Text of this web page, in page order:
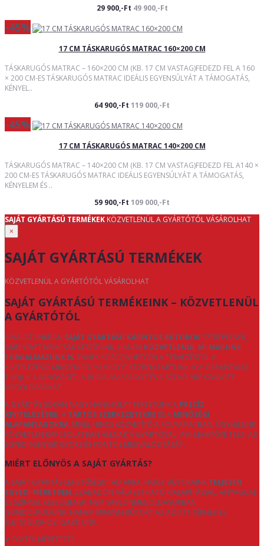
29 900,-Ft 49 900,-Ft
-45%
17 CM TÁSKARUGÓS MATRAC 160×200 CM
TÁSKARUGÓS MATRAC – 160×200 CM (KB. 17 CM VASTAG)FEDEZD FEL A 160
× 200 CM-ES TÁSKARUGÓS MATRAC IDEÁLIS EGYENSÚLYÁT A TÁMOGATÁS,
KÉNYEL..
64 900,-Ft 119 000,-Ft
-45%
17 CM TÁSKARUGÓS MATRAC 140×200 CM
TÁSKARUGÓS MATRAC – 140×200 CM (KB. 17 CM VASTAG)FEDEZD FEL A140 ×
200 CM-ES TÁSKARUGÓS MATRAC IDEÁLIS EGYENSÚLYÁT A TÁMOGATÁS,
KÉNYELEM ÉS ..
59 900,-Ft 109 000,-Ft
SAJÁT GYÁRTÁSÚ TERMÉKEK KÖZVETLENÜL A GYÁRTÓTÓL VÁSÁROLHAT
×
SAJÁT GYÁRTÁSÚ TERMÉKEK
KÖZVETLENÜL A GYÁRTÓTÓL VÁSÁROLHAT
SAJÁT GYÁRTÁSÚ TERMÉKEINK – KÖZVETLENÜL
A GYÁRTÓTÓL
KÍNÁLATUNKBAN SAJÁT GYÁRTÁSÚ KÁRPITOS BÚTOROK SZEREPELNEK,
AMELYEKET NEMCSAK KÉSZÍTÜNK, HANEM KÖZVETLENÜL MI MAGUNK
FORGALMAZUNK IS. ENNEK KÖSZÖNHETŐEN A TERVEZÉSTŐL A
KIVITELEZÉSIG MINDEN FOLYAMATOT KÉZBEN TARTUNK, ÍGY GARANTÁLNI
TUDJUK A MINŐSÉGET, A RUGALMASSÁGOT ÉS A SZEMÉLYRE SZABOTT
MEGOLDÁSOKAT.
A GYÁRTÁS SORÁN NAGY HANGSÚLYT FEKTETÜNK A PRECÍZ
KIVITELEZÉSRE, A TARTÓS SZERKEZETEKRE ÉS A MINŐSÉGI
ALAPANYAGOKRA. MIVEL NINCS KÖZVETÍTŐ A FOLYAMATBAN, ÜGYFELEINK
KÖZVETLEN KAPCSOLATBAN ÁLLNAK A GYÁRTÓVAL, AMI LEHETŐVÉ TESZI AZ
EGYEDI IGÉNYEK GYORS ÉS PONTOS MEGVALÓSÍTÁSÁT.
MIÉRT ELŐNYÖS A SAJÁT GYÁRTÁS?
A SAJÁT GYÁRTÁS LEHETŐSÉGET AD ARRA, HOGY BÚTORAINK TELJESEN
EGYEDI MÉRETBEN, SZABADON VÁLASZTHATÓ KIALAKÍTÁSSAL, ANYAGGAL
ÉS SZÍNNEL KÉSZÜLJENEK. NEM SABLONMEGOLDÁSOKBAN
GONDOLKODUNK, HANEM MINDEN BÚTORT AZ ADOTT TÉRHEZ ÉS
ÉLETSTÍLUSHOZ IGAZÍTUNK.
✔ EGYEDI MÉRETEZÉS